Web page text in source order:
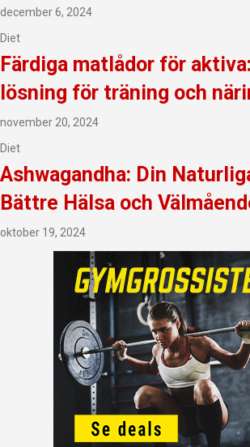
december 6, 2024
Diet
Färdiga matlådor för
lösning för träning och
november 20, 2024
Diet
Ashwagandha: Din
Bättre Hälsa och
oktober 19, 2024